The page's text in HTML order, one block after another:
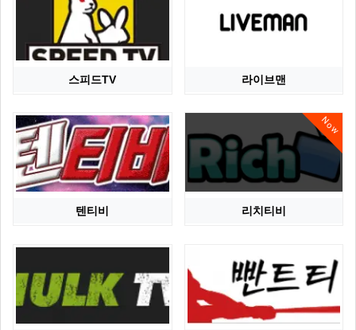
스피드TV 라이브맨
텐티비
Now
리치티비